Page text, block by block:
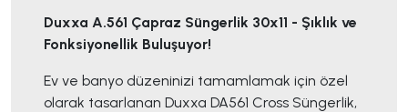
Duxxa A.561 Çapraz Süngerlik 30x11 - Şıklık ve
Fonksiyonellik Buluşuyor!
Ev ve banyo düzeninizi tamamlamak için özel
olarak tasarlanan Duxxa DA561 Cross Süngerlik,